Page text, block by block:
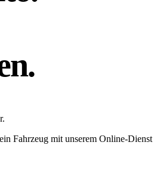
.
Fahrzeug mit unserem Online-Dienst